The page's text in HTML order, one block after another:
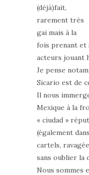
(déjà)fait,
rarement très
gai mais à la
fois prenant et
acteurs jouant
Je pense
Sicario est de
Il nous
Mexique à la
« ciudad »
(également
cartels,
sans oublier la
Nous sommes